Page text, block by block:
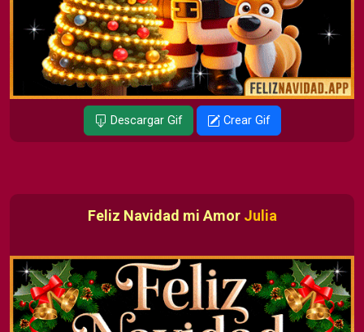
Descargar Gif Crear Gif
Feliz Navidad mi Amor Julia